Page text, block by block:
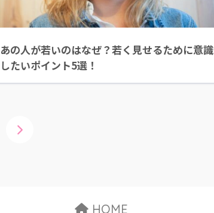
あの人が若いのはなぜ？若く見せるために意識
したいポイント5選！
HOME